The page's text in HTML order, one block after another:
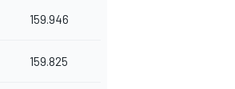
159.946
159.825